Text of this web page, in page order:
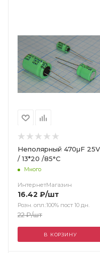
Неполярный 470µF 25V
/ 13*20 /85°C
Много
ИнтернетМагазин
16.42 ₽/шт
Розн. опл.:100% пост 10 дн.
22₽/шт
В КОРЗИНУ